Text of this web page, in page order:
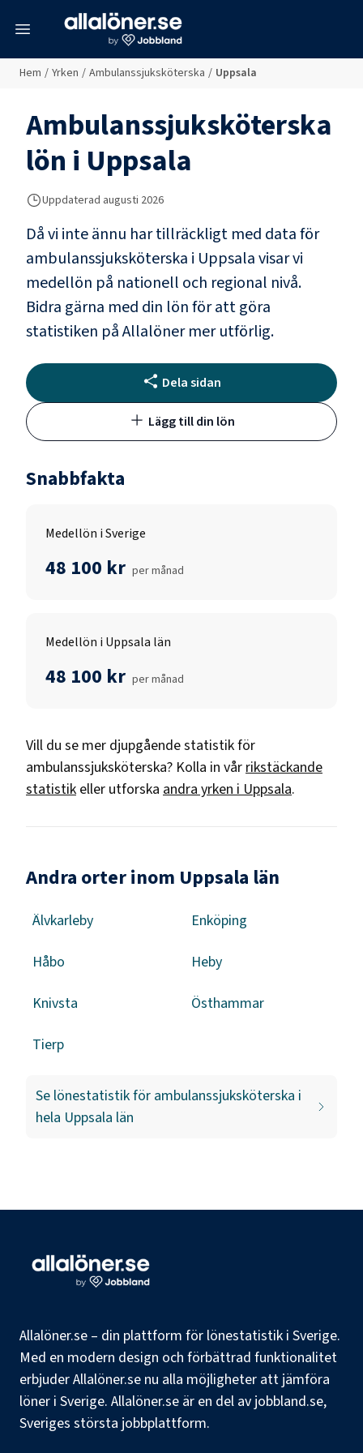
Hem / Yrken / Ambulanssjuksköterska / Uppsala
Ambulanssjuksköterska
lön i Uppsala
Uppdaterad augusti 2026
Då vi inte ännu har tillräckligt med data för
ambulanssjuksköterska i Uppsalavisar vi
medellön på nationell och regional nivå.
Bidra gärna med din lön för att göra
statistiken på Allalöner mer utförlig.
Dela sidan
Lägg till din lön
Snabbfakta
Medellön i Sverige
48 100 kr per månad
Medellön i Uppsala län
48 100 kr per månad
Vill du se mer djupgående statistik för
ambulanssjuksköterska? Kolla in vår rikstäckande
statistik eller utforska andra yrken i Uppsala.
Andra orter inom Uppsala län
Älvkarleby Enköping
Håbo Heby
Knivsta Östhammar
Tierp
Se lönestatistik för ambulanssjuksköterska i
hela Uppsala län
Allalöner.se – din plattform för lönestatistik i Sverige.
Med en modern design och förbättrad funktionalitet
erbjuder Allalöner.se nu alla möjligheter att jämföra
löner i Sverige. Allalöner.se är en del av jobbland.se,
Sveriges största jobbplattform.